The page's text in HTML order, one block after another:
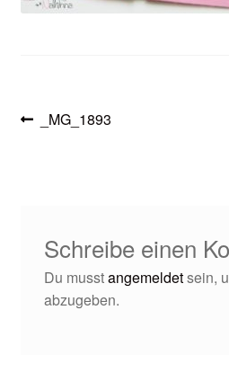
Vorheriger
_MG_1893
Schreibe einen
Du musstangemeldetsein,
abzugeben.